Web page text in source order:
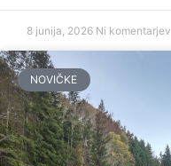
8 junija, 2026 Ni komentarjev
NOVIČKE